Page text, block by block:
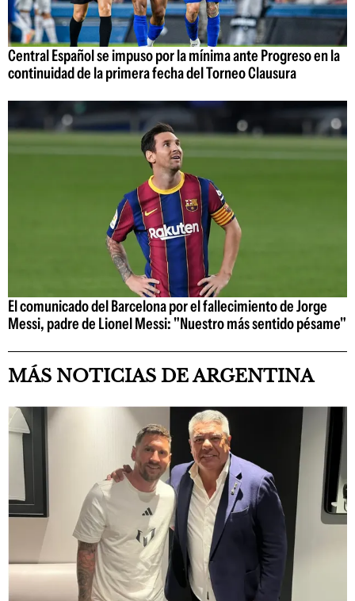
Central Español se impuso por la mínima ante Progreso en la
continuidad de la primera fecha del Torneo Clausura
El comunicado del Barcelona por el fallecimiento de Jorge
Messi, padre de Lionel Messi: "Nuestro más sentido pésame"
MÁS NOTICIAS DE ARGENTINA